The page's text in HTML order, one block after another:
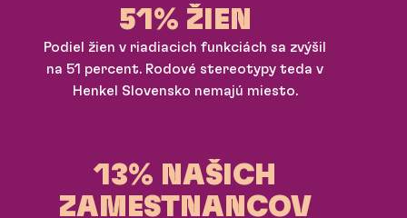
51% ŽIEN
Podiel žien v riadiacich funkciách sa zvýšil
na 51 percent. Rodové stereotypy teda v
Henkel Slovensko nemajú miesto.
13% NAŠICH
ZAMESTNANCOV